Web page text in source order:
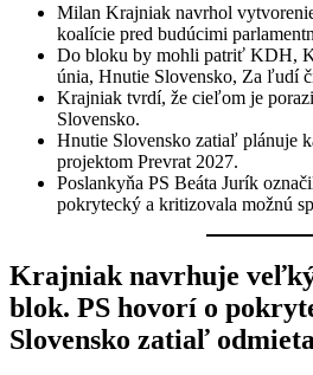
Milan Krajniak navrhol
koalície pred budúcimi
Do bloku by mohli patriť KDH,
únia, Hnutie Slovensko, Za ľudí
Krajniak tvrdí, že cieľom je
Slovensko.
Hnutie Slovensko zatiaľ plánuje
projektom Prevrat 2027.
Poslankyňa PS Beáta Jurík
pokrytecký a kritizovala možnú
Krajniak navrhuje
blok. PS hovorí o
Slovensko zatiaľ